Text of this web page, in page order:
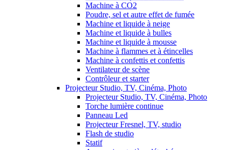
Machine à CO2
Poudre, sel et autre effet de fumée
Machine et liquide à neige
Machine et liquide à bulles
Machine et liquide à mousse
Machine à flammes et à étincelles
Machine à confettis et confettis
Ventilateur de scène
Contrôleur et starter
Projecteur Studio, TV, Cinéma, Photo
Projecteur Studio, TV, Cinéma, Photo
Torche lumière continue
Panneau Led
Projecteur Fresnel, TV, studio
Flash de studio
Statif